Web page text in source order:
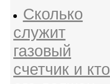
Сколько
служит
газовый
счетчик и кто